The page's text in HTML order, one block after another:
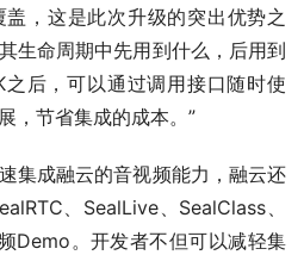
，这是此次升级的突出优势之
生命周期中先用到什么，后用到
后，可以通过调用接口随时使
，节省集成的成本。”
集成融云的音视频能力，融云还
、SealLive、SealClass、
Demo。开发者不但可以减轻集